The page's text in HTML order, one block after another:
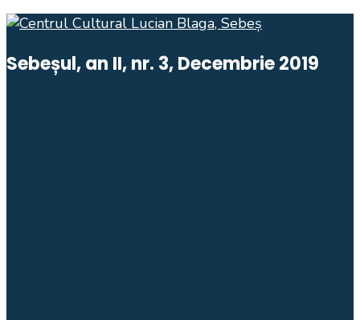
Sebeșul, an II, nr. 3, Decembrie 2019